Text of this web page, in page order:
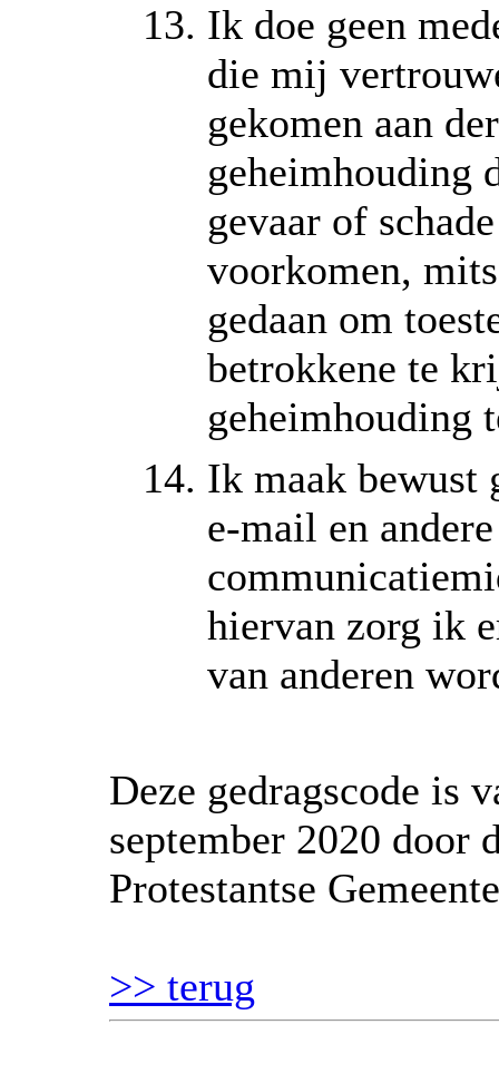
Ik doe geen
die mij
gekomen aan
geheimhouding
gevaar of
voorkomen,
gedaan om
betrokkene te
geheimhouding
Ik maak bewust
e-mail en andere
hiervan zorg ik
van anderen
Deze gedragscode is
september 2020 door
Protestantse
>> terug